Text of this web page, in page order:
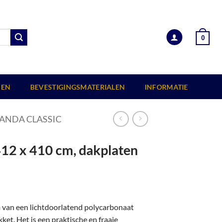
0
BEVESTIGINGSMATERIALEN INFORMATIE
CLASSIC
x 410 cm, dakplaten
van een lichtdoorlatend polycarbonaat
Het is een praktische en fraaie